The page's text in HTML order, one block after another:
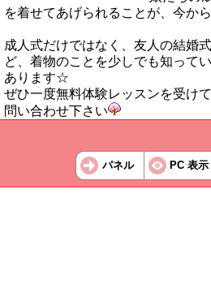
を着せてあげられることが、今か
成人式だけではなく、友人の結婚
ど、着物のことを少しでも知って
あります☆
ぜひ一度無料体験レッスンを受け
問い合わせ下さい
パネル PC 表示